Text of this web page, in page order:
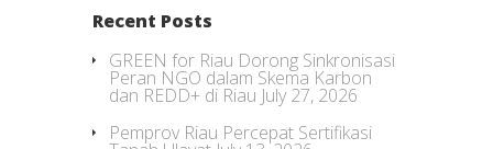
Recent Posts
GREEN for Riau Dorong Sinkronisasi
Peran NGO dalam Skema Karbon
dan REDD+ di Riau July 27, 2026
Pemprov Riau Percepat Sertifikasi